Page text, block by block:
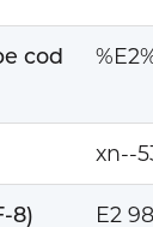
cod
xn--
8) E2